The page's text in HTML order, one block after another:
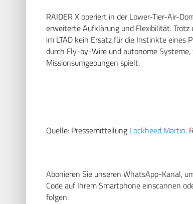
RAIDER X operiert in der Lower-Tier-Air-
erweiterte Aufklärung und Flexibilität.
im LTAD kein Ersatz für die Instinkte
durch Fly-by-Wire und autonome
Missionsumgebungen spielt.
Quelle: Pressemitteilung Lockheed Martin.
Abonieren Sie unseren WhatsApp-Kanal,
Code auf Ihrem Smartphone einscannen
folgen: